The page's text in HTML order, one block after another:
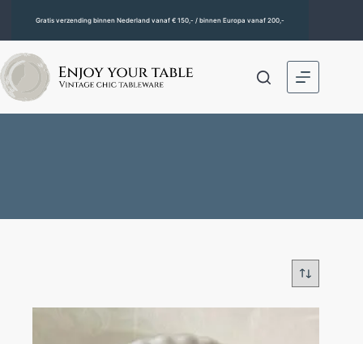
Gratis verzending binnen Nederland vanaf € 150,- / binnen Europa vanaf 200,-